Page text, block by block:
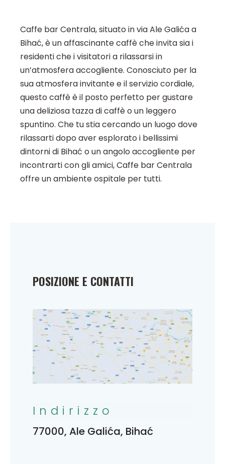
Caffe bar Centrala, situato in via Ale Galića a
Bihać, è un affascinante caffè che invita sia i
residenti che i visitatori a rilassarsi in
un’atmosfera accogliente. Conosciuto per la
sua atmosfera invitante e il servizio cordiale,
questo caffè è il posto perfetto per gustare
una deliziosa tazza di caffè o un leggero
spuntino. Che tu stia cercando un luogo dove
rilassarti dopo aver esplorato i bellissimi
dintorni di Bihać o un angolo accogliente per
incontrarti con gli amici, Caffe bar Centrala
offre un ambiente ospitale per tutti.
POSIZIONE E CONTATTI
Indirizzo
77000, Ale Galića, Bihać